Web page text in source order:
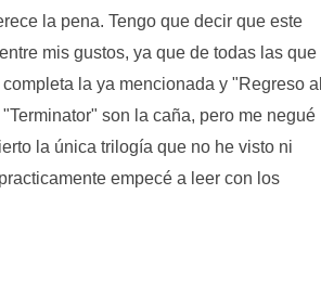
la pena. Tengo que decir que este
mis gustos, ya que de todas las que
la ya mencionada y "Regreso al
son la caña, pero me negué
la única trilogía que no he visto ni
empecé a leer con los